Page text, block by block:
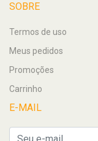
SOBRE
Termos de uso
Meus pedidos
Promoções
Carrinho
E-MAIL